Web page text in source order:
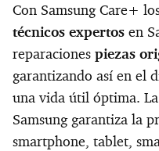
Con Samsung Care+
técnicos expertos en
reparaciones piezas
garantizando así en el
una vida útil óptima.
Samsung garantiza la
smartphone, tablet,